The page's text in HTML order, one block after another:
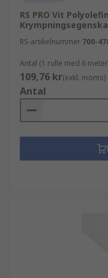
RS PRO Vit
RS-artikelnummer 700-
Antal (1 rulle med 6
109,76 kr(exkl. moms)
Antal